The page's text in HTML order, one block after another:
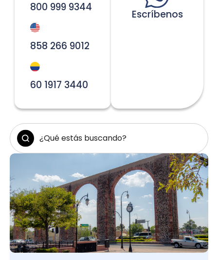
800 999 9344
858 266 9012
60 1917 3440
Escríbenos